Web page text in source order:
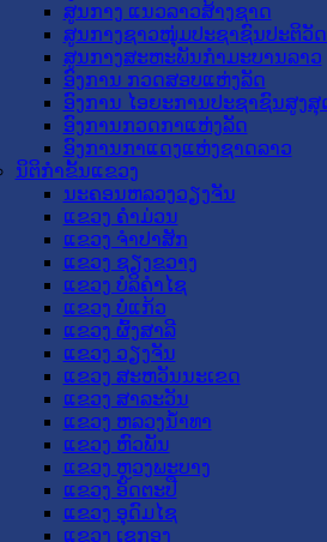
ສູນກາງ ແນວລາວສ້າງຊາດ
ສູນກາງຊາວໜຸ່ມປະຊາຊົນປະຕິວັ
ສູນກາງສະຫະພັນກຳມະບານລາວ
ອົງການ ກວດສອບແຫ່ງລັດ
ອົງການ ໄອຍະການປະຊາຊົນສູງສຸ
ອົງການກວດກາແຫ່ງລັດ
ອົງການກາແດງແຫ່ງຊາດລາວ
ນິຕິກໍາຂັ້ນແຂວງ
ນະ​ຄອນ​ຫລວງວຽງຈັນ
ແຂວງ ຄໍາມ່ວນ
ແຂວງ ຈໍາປາສັກ
ແຂວງ ຊຽງຂວາງ
ແຂວງ ບໍລິຄໍາໄຊ
ແຂວງ ບໍ່ແກ້ວ
ແຂວງ ຜົ້ງສາລີ
ແຂວງ ວຽງຈັນ
ແຂວງ ສະຫວັນນະເຂດ
ແຂວງ ສາລະວັນ
ແຂວງ ຫລວງນໍ້າທາ
ແຂວງ ຫົວພັນ
ແຂວງ ຫຼວງພະບາງ
ແຂວງ ອັດຕະປື
ແຂວງ ອຸດົມໄຊ
ແຂວງ ເຊກອງ